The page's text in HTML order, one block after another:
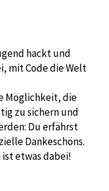
hackt und
mit Code die Welt
Möglichkeit, die
zu sichern und
Du erfährst
Dankeschöns.
etwas dabei!